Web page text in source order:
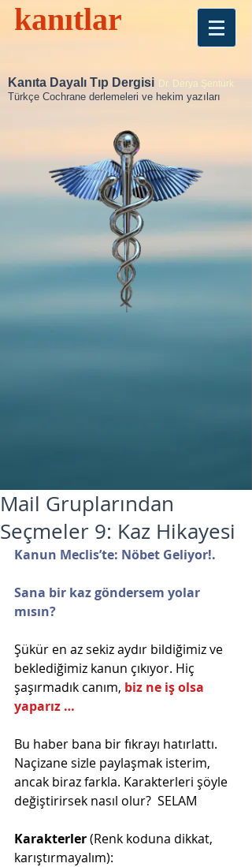
kanıtlar
Kanıta Dayalı Tıp Dergisi Dr. Derya Şentürk
Türkçe Cochrane derlemeleri ve hekim yazıları
Mail Gruplarından
Seçmeler 9: Kaz Hikayesi
Kanun Meclis’te: Nöbet Geliyor!.
Sana bir kaz göndersem yolar
mısın?
Şükür en az sekiz aydır bildiğimiz ve
beklediğimiz kanun çıkıyor. Hiç
şaşırmadık canım, biz ne iş olsa
yaparız …
Bu haber bana bir fıkrayı hatırlattı.
Naçizane sizle paylaşmak isterim,
ancak biraz farkla. Karakterleri şöyle
değiştirirsek nasıl olur?  SELAM
Karakterler (Renk koduna dikkat,
karıştırmayalım):